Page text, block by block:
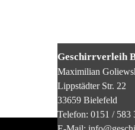
Geschirrverleih
Maximilian
Lippstädter Str. 22
33659 Bielefeld
Telefon: 0151 / 583